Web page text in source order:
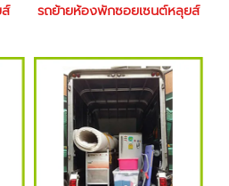
รถย้ายห้องพักซอยเซนต์หลุยส์